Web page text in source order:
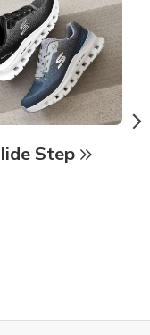
Step